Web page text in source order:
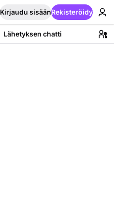
Kirjaudu sisäänRekisteröidy
Lähetyksen chatti